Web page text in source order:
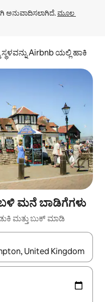
ಅನುವಾದಿಸಲಾಗಿದೆ. ಮೂಲ
Airbnb ಯಲ್ಲಿ ಹಾಕಿ
ಮನೆ ಬಾಡಿಗೆಗಳು
ಮತ್ತು ಬುಕ್ ಮಾಡಿ
ಡೌನ್ ಬಾಣದ ಕೀಲಿಗಳೊಂದಿಗೆ